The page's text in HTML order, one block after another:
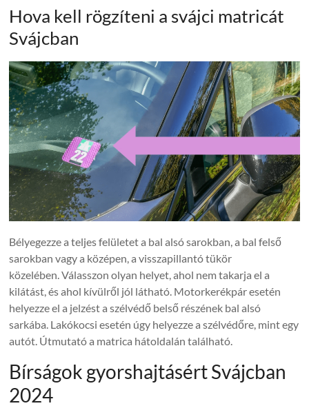
Hova kell rögzíteni a svájci matricát
Svájcban
Bélyegezze a teljes felületet a bal alsó sarokban, a bal felső
sarokban vagy a középen, a visszapillantó tükör
közelében. Válasszon olyan helyet, ahol nem takarja el a
kilátást, és ahol kívülről jól látható. Motorkerékpár esetén
helyezze el a jelzést a szélvédő belső részének bal alsó
sarkába. Lakókocsi esetén úgy helyezze a szélvédőre, mint egy
autót. Útmutató a matrica hátoldalán található.
Bírságok gyorshajtásért Svájcban
2024